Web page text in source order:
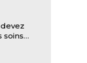
soins…